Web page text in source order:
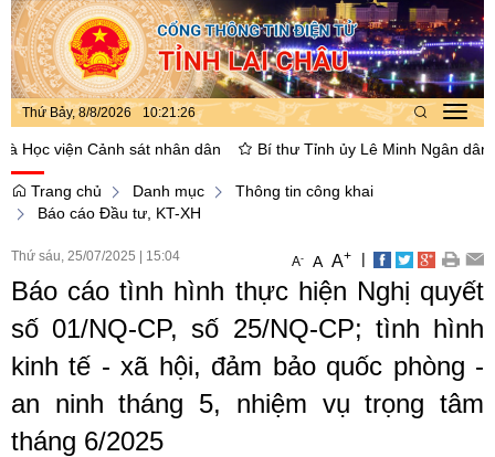
Thứ Bảy, 8/8/2026 10:21:27
viện Cảnh sát nhân dân Bí thư Tỉnh ủy Lê Minh Ngân dâng
Trang chủ Danh mục
Thông tin công khai
Báo cáo Đầu tư, KT-XH
Thứ sáu, 25/07/2025 15:04 A- A A+ |
Báo cáo tình hình thực hiện Nghị quyết
số 01/NQ-CP, số 25/NQ-CP; tình hình
kinh tế - xã hội, đảm bảo quốc phòng -
an ninh tháng 5, nhiệm vụ trọng tâm
tháng 6/2025